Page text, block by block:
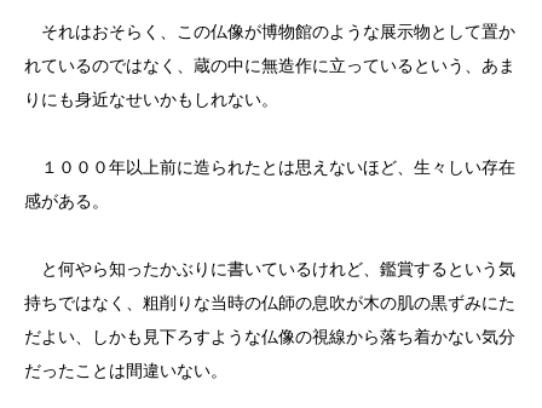
それはおそらく、この仏像が博物館のような展示物として置か
れているのではなく、蔵の中に無造作に立っているという、あま
りにも身近なせいかもしれない。
１０００年以上前に造られたとは思えないほど、生々しい存在
感がある。
と何やら知ったかぶりに書いているけれど、鑑賞するという気
持ちではなく、粗削りな当時の仏師の息吹が木の肌の黒ずみにた
だよい、しかも見下ろすような仏像の視線から落ち着かない気分
だったことは間違いない。